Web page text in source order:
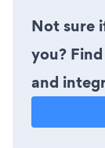
Not sure
you?
and